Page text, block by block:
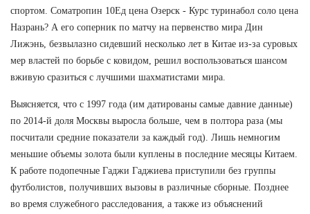
спортом. Cоматропин 10Ед цена Озерск - Курс туринабол соло цена
Назрань? А его соперник по матчу на первенство мира Дин
Лижэнь, безвылазно сидевший несколько лет в Китае из-за суровых
мер властей по борьбе с ковидом, решил воспользоваться шансом
вживую сразиться с лучшими шахматистами мира.
Выясняется, что с 1997 года (им датированы самые давние данные)
по 2014-й доля Москвы выросла больше, чем в полтора раза (мы
посчитали средние показатели за каждый год). Лишь немногим
меньшие объемы золота были куплены в последние месяцы Китаем.
К работе подопечные Гаджи Гаджиева приступили без группы
футболистов, получивших вызовы в различные сборные. Позднее
во время служебного расследования, а также из объяснений